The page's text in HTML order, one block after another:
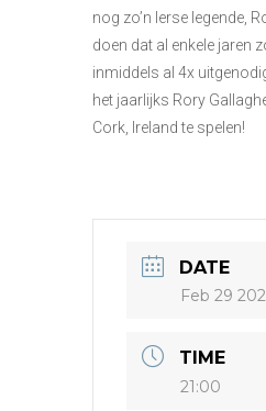
nog zo’n Ierse legende,
doen dat al enkele jaren
inmiddels al 4x
het jaarlijks Rory
Cork, Ireland te spelen!
DATE
Feb 29
TIME
21:00